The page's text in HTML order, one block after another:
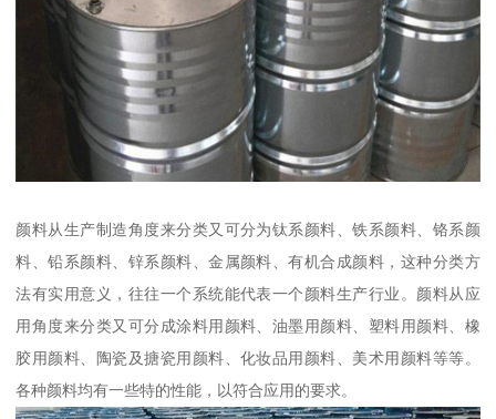
颜料从生产制造角度来分类又可分为钛系颜料、铁系颜料、铬系颜
料、铅系颜料、锌系颜料、金属颜料、有机合成颜料，这种分类方
法有实用意义，往往一个系统能代表一个颜料生产行业。颜料从应
用角度来分类又可分成涂料用颜料、油墨用颜料、塑料用颜料、橡
胶用颜料、陶瓷及搪瓷用颜料、化妆品用颜料、美术用颜料等等。
各种颜料均有一些特的性能，以符合应用的要求。